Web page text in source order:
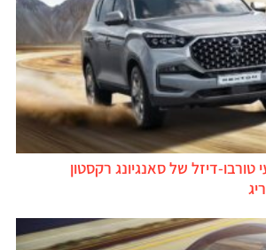
טורבו-דיזל של סאנגיונג רקסטון